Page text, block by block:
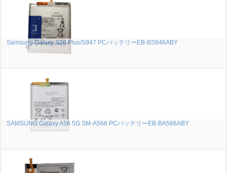
Samsung Galaxy S26 Plus/S947 PCバッテリーEB-BS946ABY
SAMSUNG Galaxy A56 5G SM-A566 PCバッテリーEB-BA566ABY